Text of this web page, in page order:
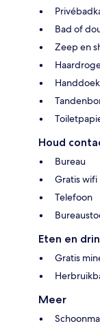
Bad of
Zeep en
Houd
Bureau
Gratis wifi
Telefoon
Eten en
Gratis
Meer